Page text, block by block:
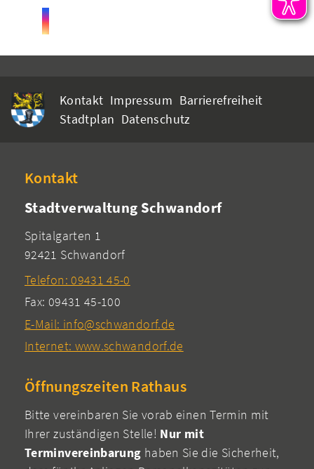
Kontakt Impressum Barrierefreiheit
Stadtplan Datenschutz
Kontakt
Stadtverwaltung Schwandorf
Spitalgarten 1
92421 Schwandorf
Telefon: 09431 45-0
Fax: 09431 45-100
E-Mail: info@schwandorf.de
Internet: www.schwandorf.de
Öffnungszeiten Rathaus
Bitte vereinbaren Sie vorab einen Termin mit
Ihrer zuständigen Stelle! Nur mit
Terminvereinbarung haben Sie die Sicherheit,